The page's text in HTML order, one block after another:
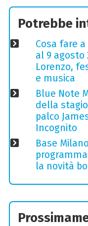
Potrebbe
Cosa fare
al 9 agosto
Lorenzo,
e musica
Blue Note
della
palco
Incognito
Base
la novità